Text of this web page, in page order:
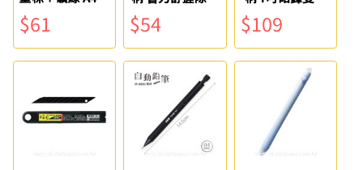
墊 ABEL力大
$61 $54
刀(附蓋) ABEL力
$109